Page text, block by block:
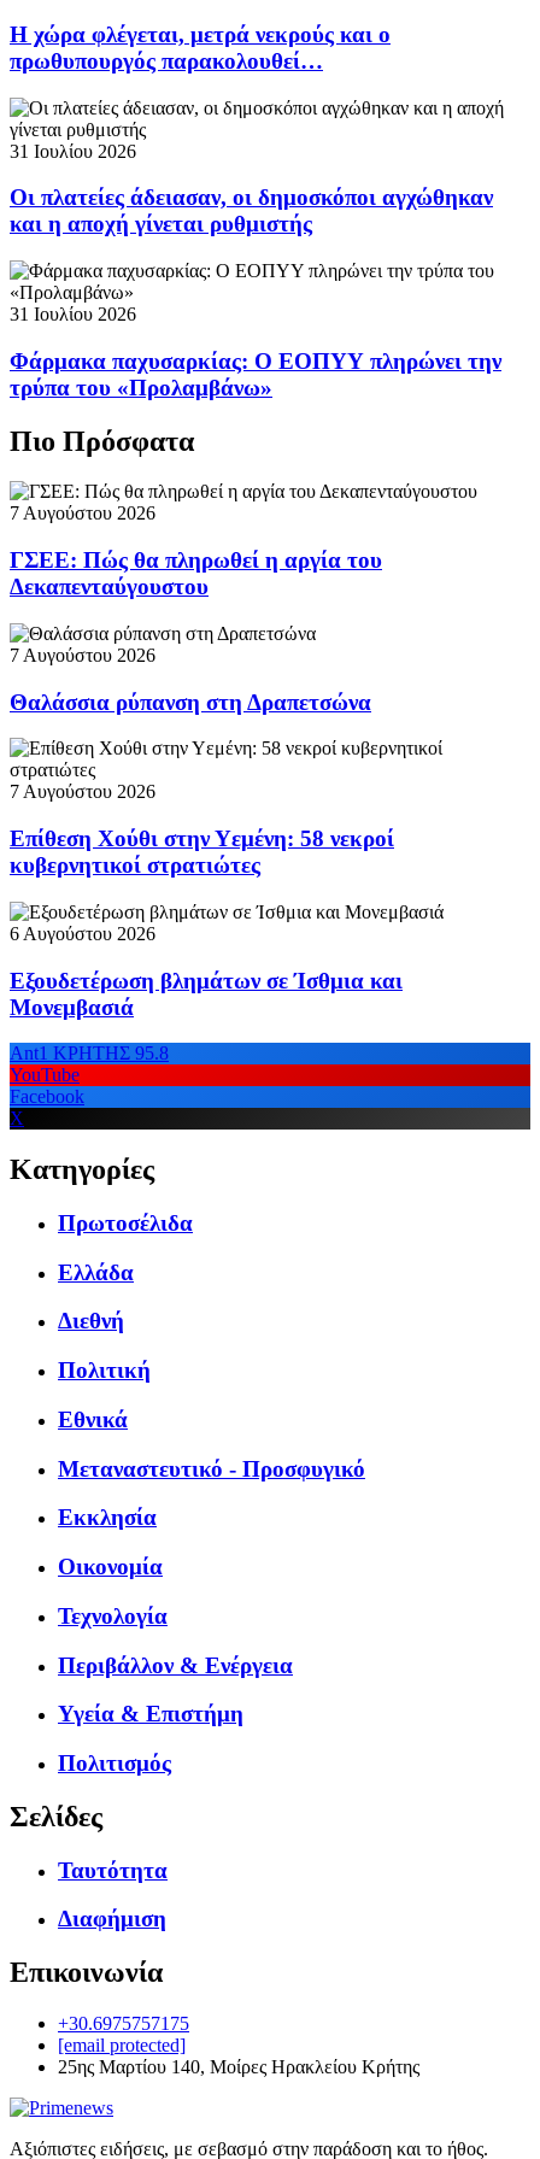
Η χώρα φλέγεται, μετρά νεκρούς και ο
πρωθυπουργός παρακολουθεί…
31 Ιουλίου 2026
Οι πλατείες άδειασαν, οι δημοσκόποι αγχώθηκαν
και η αποχή γίνεται ρυθμιστής
31 Ιουλίου 2026
Φάρμακα παχυσαρκίας: Ο ΕΟΠΥΥ πληρώνει την
τρύπα του «Προλαμβάνω»
Πιο Πρόσφατα
7 Αυγούστου 2026
ΓΣΕΕ: Πώς θα πληρωθεί η αργία του
Δεκαπενταύγουστου
7 Αυγούστου 2026
Θαλάσσια ρύπανση στη Δραπετσώνα
7 Αυγούστου 2026
Επίθεση Χούθι στην Υεμένη: 58 νεκροί
κυβερνητικοί στρατιώτες
6 Αυγούστου 2026
Εξουδετέρωση βλημάτων σε Ίσθμια και
Μονεμβασιά
Ant1 ΚΡΗΤΗΣ 95.8
YouTube
Facebook
X
Κατηγορίες
Πρωτοσέλιδα
Ελλάδα
Διεθνή
Πολιτική
Εθνικά
Μεταναστευτικό - Προσφυγικό
Εκκλησία
Οικονομία
Τεχνολογία
Περιβάλλον & Ενέργεια
Υγεία & Επιστήμη
Πολιτισμός
Σελίδες
Ταυτότητα
Διαφήμιση
Επικοινωνία
+30.6975757175
[email protected]
25ης Μαρτίου 140, Μοίρες Ηρακλείου Κρήτης
Αξιόπιστες ειδήσεις, με σεβασμό στην παράδοση και το ήθος.